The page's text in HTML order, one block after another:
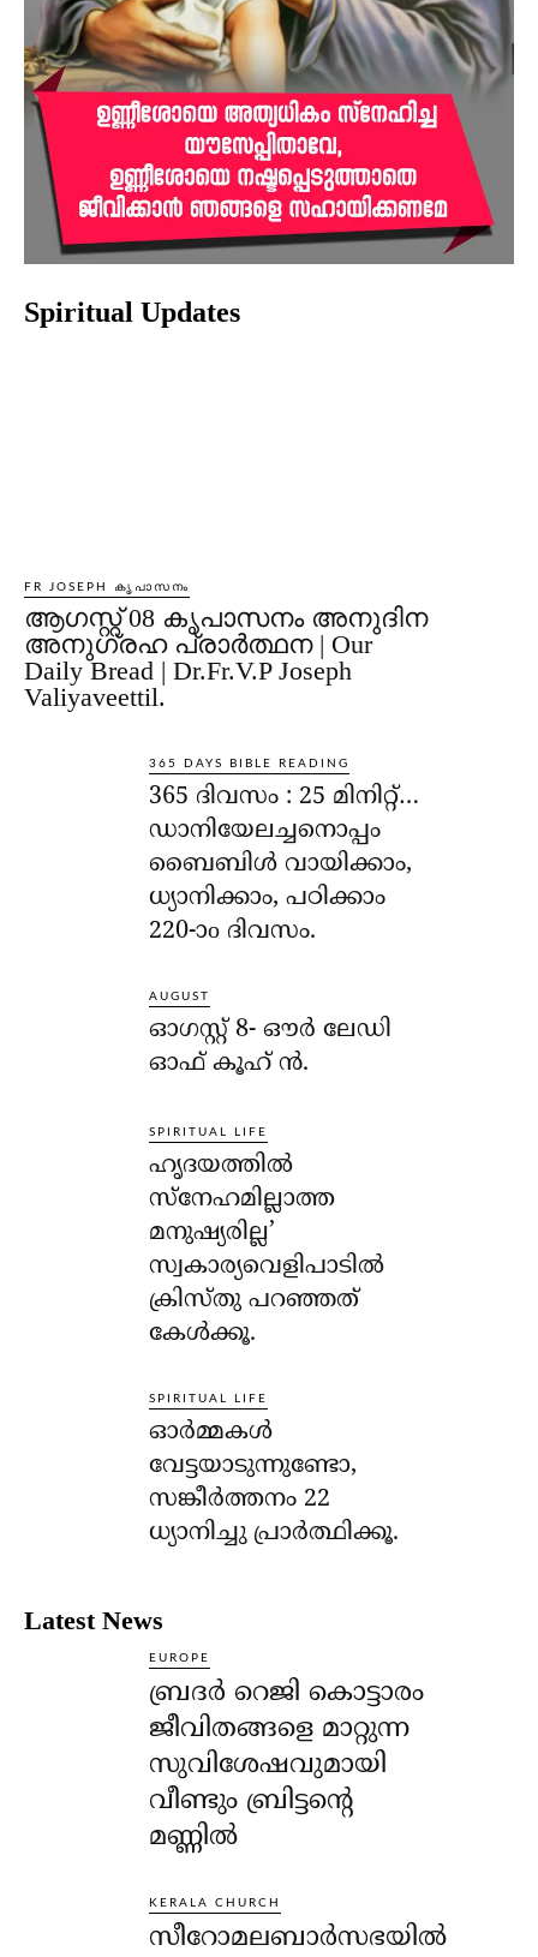
Spiritual Updates
FR JOSEPH കൃപാസനം
ആഗസ്റ്റ് 08 കൃപാസനം അനുദിന
അനുഗ്രഹ പ്രാർത്ഥന | Our
Daily Bread | Dr.Fr.V.P Joseph
Valiyaveettil.
365 DAYS BIBLE READING
365 ദിവസം : 25 മിനിറ്റ്…
ഡാനിയേലച്ചനൊപ്പം
ബൈബിൾ വായിക്കാം,
ധ്യാനിക്കാം, പഠിക്കാം
220-ാo ദിവസം.
AUGUST
ഓഗസ്റ്റ് 8- ഔര്‍ ലേഡി
ഓഫ് കൂഹ് ന്‍.
SPIRITUAL LIFE
ഹൃദയത്തില്‍
സ്‌നേഹമില്ലാത്ത
മനുഷ്യരില്ല’
സ്വകാര്യവെളിപാടില്‍
ക്രിസ്തു പറഞ്ഞത്
കേള്‍ക്കൂ.
SPIRITUAL LIFE
ഓര്‍മ്മകള്‍
വേട്ടയാടുന്നുണ്ടോ,
സങ്കീര്‍ത്തനം 22
ധ്യാനിച്ചു പ്രാര്‍ത്ഥിക്കൂ.
Latest News
EUROPE
ബ്രദർ റെജി കൊട്ടാരം
ജീവിതങ്ങളെ മാറ്റുന്ന
സുവിശേഷവുമായി
വീണ്ടും ബ്രിട്ടന്റെ
മണ്ണിൽ
KERALA CHURCH
സീറോമലബാർസഭയിൽ